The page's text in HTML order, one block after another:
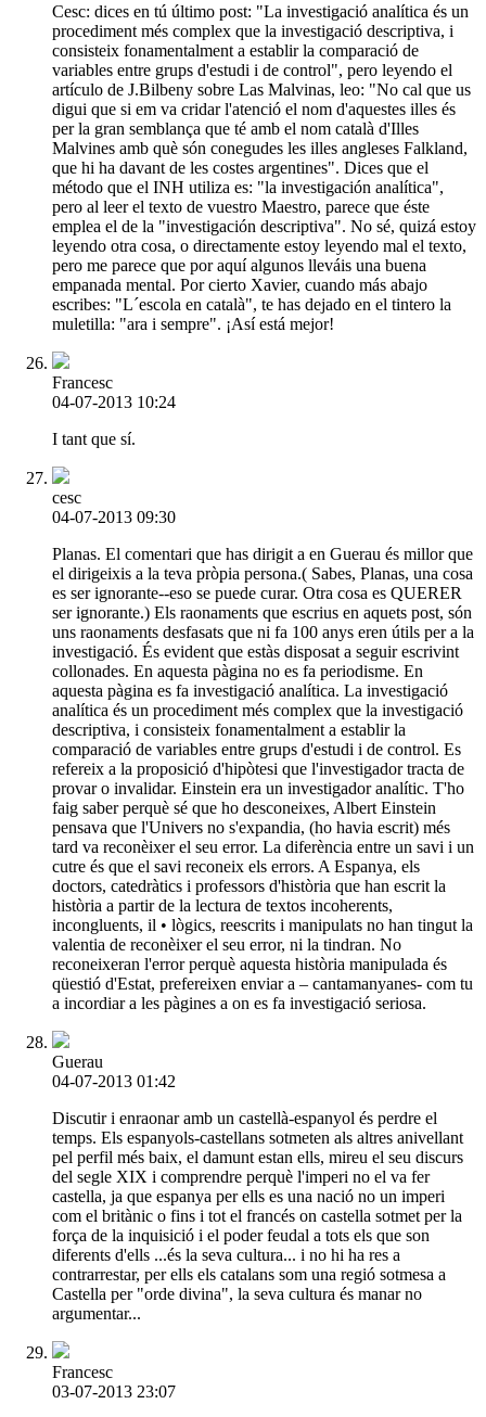
Cesc: dices en tú último post: "La investigació analítica és un
procediment més complex que la investigació descriptiva, i
consisteix fonamentalment a establir la comparació de
variables entre grups d'estudi i de control", pero leyendo el
artículo de J.Bilbeny sobre Las Malvinas, leo: "No cal que us
digui que si em va cridar l'atenció el nom d'aquestes illes és
per la gran semblança que té amb el nom català d'Illes
Malvines amb què són conegudes les illes angleses Falkland,
que hi ha davant de les costes argentines". Dices que el
método que el INH utiliza es: "la investigación analítica",
pero al leer el texto de vuestro Maestro, parece que éste
emplea el de la "investigación descriptiva". No sé, quizá estoy
leyendo otra cosa, o directamente estoy leyendo mal el texto,
pero me parece que por aquí algunos lleváis una buena
empanada mental. Por cierto Xavier, cuando más abajo
escribes: "L´escola en català", te has dejado en el tintero la
muletilla: "ara i sempre". ¡Así está mejor!
Francesc
04-07-2013 10:24
I tant que sí.
cesc
04-07-2013 09:30
Planas. El comentari que has dirigit a en Guerau és millor que
el dirigeixis a la teva pròpia persona.( Sabes, Planas, una cosa
es ser ignorante--eso se puede curar. Otra cosa es QUERER
ser ignorante.) Els raonaments que escrius en aquets post, són
uns raonaments desfasats que ni fa 100 anys eren útils per a la
investigació. És evident que estàs disposat a seguir escrivint
collonades. En aquesta pàgina no es fa periodisme. En
aquesta pàgina es fa investigació analítica. La investigació
analítica és un procediment més complex que la investigació
descriptiva, i consisteix fonamentalment a establir la
comparació de variables entre grups d'estudi i de control. Es
refereix a la proposició d'hipòtesi que l'investigador tracta de
provar o invalidar. Einstein era un investigador analític. T'ho
faig saber perquè sé que ho desconeixes, Albert Einstein
pensava que l'Univers no s'expandia, (ho havia escrit) més
tard va reconèixer el seu error. La diferència entre un savi i un
cutre és que el savi reconeix els errors. A Espanya, els
doctors, catedràtics i professors d'història que han escrit la
història a partir de la lectura de textos incoherents,
incongluents, il • lògics, reescrits i manipulats no han tingut la
valentia de reconèixer el seu error, ni la tindran. No
reconeixeran l'error perquè aquesta història manipulada és
qüestió d'Estat, prefereixen enviar a – cantamanyanes- com tu
a incordiar a les pàgines a on es fa investigació seriosa.
Guerau
04-07-2013 01:42
Discutir i enraonar amb un castellà-espanyol és perdre el
temps. Els espanyols-castellans sotmeten als altres anivellant
pel perfil més baix, el damunt estan ells, mireu el seu discurs
del segle XIX i comprendre perquè l'imperi no el va fer
castella, ja que espanya per ells es una nació no un imperi
com el britànic o fins i tot el francés on castella sotmet per la
força de la inquisició i el poder feudal a tots els que son
diferents d'ells ...és la seva cultura... i no hi ha res a
contrarrestar, per ells els catalans som una regió sotmesa a
Castella per "orde divina", la seva cultura és manar no
argumentar...
Francesc
03-07-2013 23:07